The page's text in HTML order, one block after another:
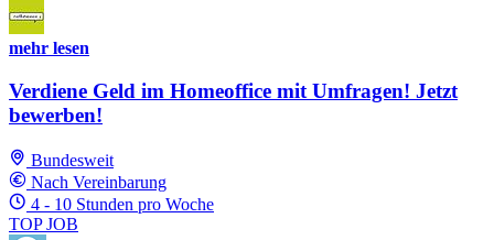
mehr lesen
Verdiene Geld im Homeoffice mit Umfragen! Jetzt
bewerben!
Bundesweit
Nach Vereinbarung
4 - 10 Stunden pro Woche
TOP JOB